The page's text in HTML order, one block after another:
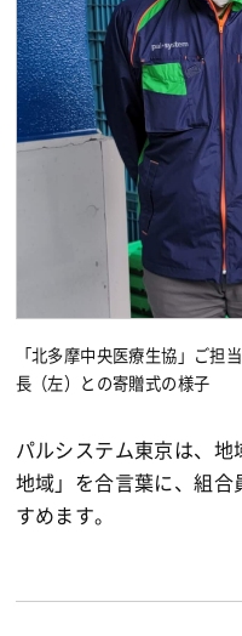
「北多摩中央医療生協」ご担
長（左）との寄贈式の様子
パルシステム東京は、
地域」を合言葉に、組
すめます。